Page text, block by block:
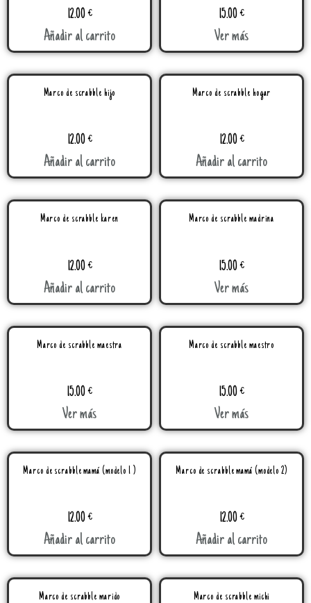
12.00€
Añadir al carrito
15.00€
Ver más
Marco de scrabble hijo
12.00€
Añadir al carrito
Marco de scrabble hogar
12.00€
Añadir al carrito
Marco de scrabble karen
12.00€
Añadir al carrito
Marco de scrabble madrina
15.00€
Ver más
Marco de scrabble maestra
15.00€
Ver más
Marco de scrabble maestro
15.00€
Ver más
Marco de scrabble mamá (modelo 1 )
12.00€
Añadir al carrito
Marco de scrabble mamá (modelo 2)
12.00€
Añadir al carrito
Marco de scrabble marido Marco de scrabble michi